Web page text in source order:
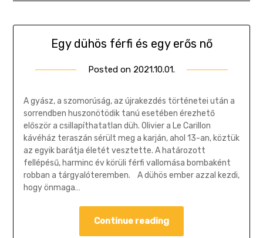
Egy dühös férfi és egy erős nő
Posted on 2021.10.01.
Géza
A gyász, a szomorúság, az újrakezdés történetei után a
sorrendben huszonötödik tanú esetében érezhető
először a csillapíthatatlan düh. Olivier a Le Carillon
kávéház teraszán sérült meg a karján, ahol 13-an, köztük
az egyik barátja életét vesztette. A határozott
fellépésű, harminc év körüli férfi vallomása bombaként
robban a tárgyalóteremben. A dühös ember azzal kezdi,
hogy önmaga…
Continue reading